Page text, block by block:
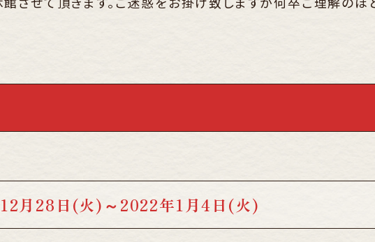
月28日(火)～2022年1月4日(火)